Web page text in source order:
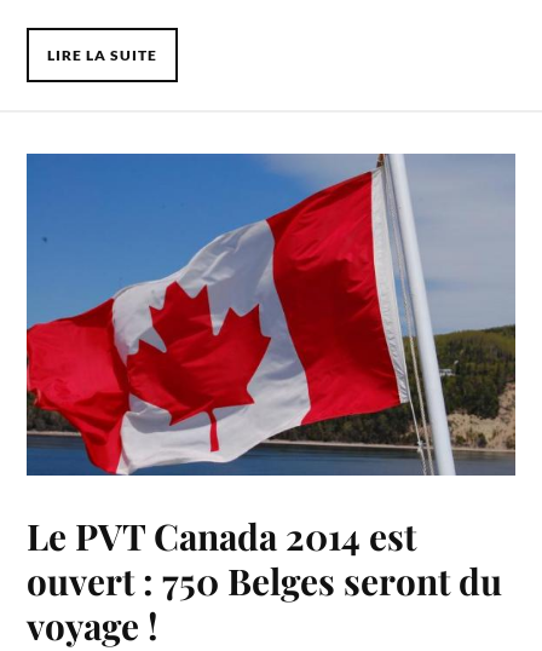
LIRE LA SUITE
Le PVT Canada 2014 est
ouvert : 750 Belges seront du
voyage !